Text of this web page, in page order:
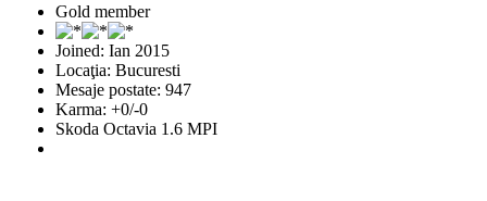
Gold member
Joined: Ian 2015
Locaţia: Bucuresti
Mesaje postate: 947
Karma: +0/-0
Skoda Octavia 1.6 MPI